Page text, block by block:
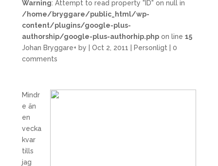
Warning: Attempt to read property "ID" on null in
/home/bryggare/public_html/wp-
content/plugins/google-plus-
authorship/google-plus-authorhip.phpon line 15
Johan Bryggare+ by Oct 2, 2011 Personligt
0
comments
Mindr
e än
en
vecka
kvar
tills
jag